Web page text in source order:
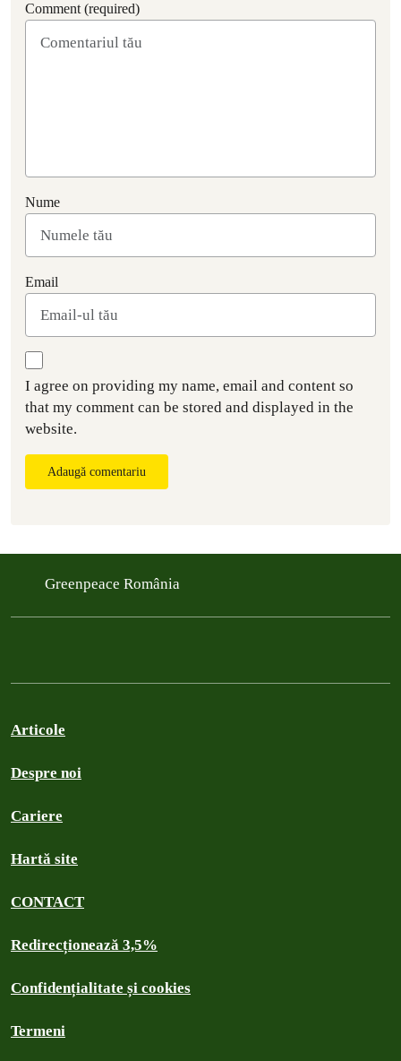
Comment (required)
Nume
Email
I agree on providing my name, email and content so
that my comment can be stored and displayed in the
website.
Adaugă comentariu
Greenpeace România
Articole
Despre noi
Cariere
Hartă site
CONTACT
Redirecționează 3,5%
Confidențialitate și cookies
Termeni